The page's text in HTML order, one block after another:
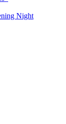
Night